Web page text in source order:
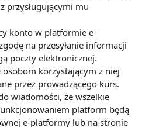
przysługującymi mu
konto w platformie e-
na przesyłanie informacji
poczty elektronicznej.
korzystającym z niej
przez prowadzącego kurs.
wiadomości, że wszelkie
platform będą
e-platformy lub na stronie